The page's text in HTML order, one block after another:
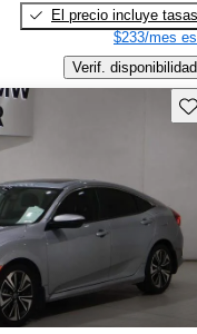
El precio incluye tasas
$233/mes
Verif. disponibilidad